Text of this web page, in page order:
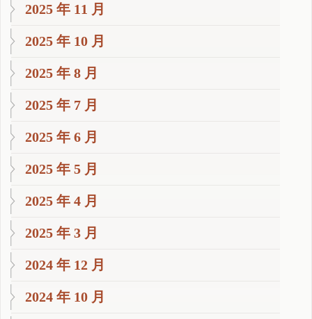
2025 年 11 月
2025 年 10 月
2025 年 8 月
2025 年 7 月
2025 年 6 月
2025 年 5 月
2025 年 4 月
2025 年 3 月
2024 年 12 月
2024 年 10 月